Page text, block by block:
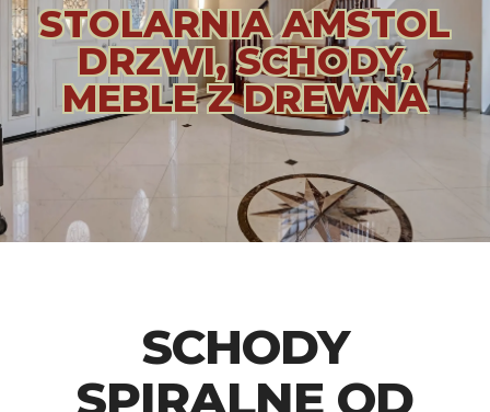
STOLARNIA AMSTOL
DRZWI, SCHODY,
MEBLE Z DREWNA
SCHODY
SPIRALNE OD